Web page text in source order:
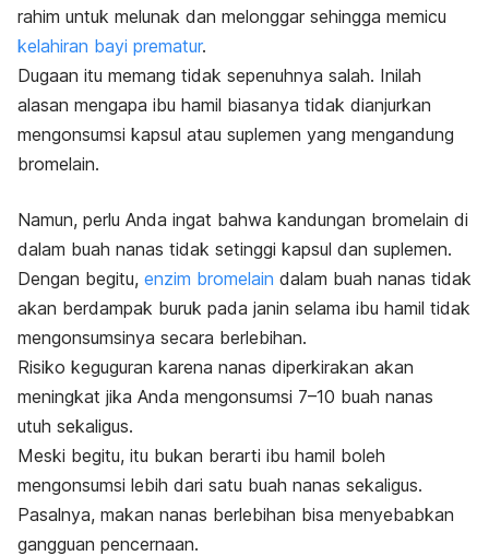
rahim untuk melunak dan melonggar sehingga memicu
kelahiran bayi prematur.
Dugaan itu memang tidak sepenuhnya salah. Inilah
alasan mengapa ibu hamil biasanya tidak dianjurkan
mengonsumsi kapsul atau suplemen yang mengandung
bromelain.
Namun, perlu Anda ingat bahwa kandungan bromelain di
dalam buah nanas tidak setinggi kapsul dan suplemen.
Dengan begitu, enzim bromelain dalam buah nanas tidak
akan berdampak buruk pada janin selama ibu hamil tidak
mengonsumsinya secara berlebihan.
Risiko keguguran karena nanas diperkirakan akan
meningkat jika Anda mengonsumsi 7–10 buah nanas
utuh sekaligus.
Meski begitu, itu bukan berarti ibu hamil boleh
mengonsumsi lebih dari satu buah nanas sekaligus.
Pasalnya, makan nanas berlebihan bisa menyebabkan
gangguan pencernaan.